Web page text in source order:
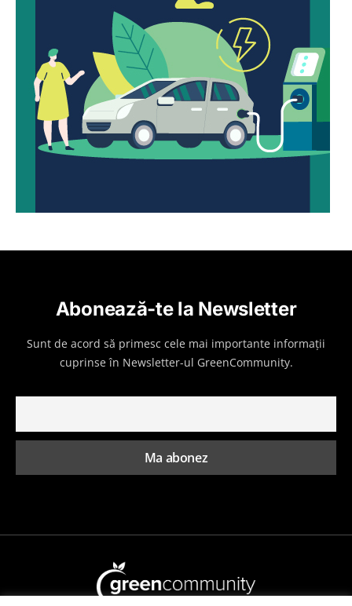
Abonează-te la Newsletter
Sunt de acord să primesc cele mai importante informații
cuprinse în Newsletter-ul GreenCommunity.